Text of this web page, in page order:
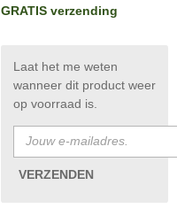
GRATIS verzending
Laat het me weten
wanneer dit product weer
op voorraad is.
VERZENDEN